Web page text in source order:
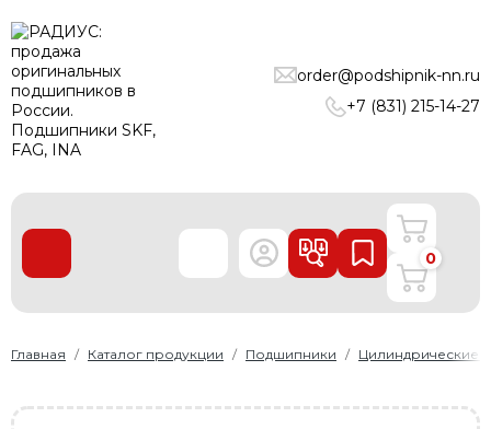
order@podshipnik-nn.ru
+7 (831) 215-14-27
ПОДШИПНИКИ
ЛИНЕЙНЫЕ ТЕХНОЛОГИИ
РЕМНИ
О нас
Доставка и оплата
0
Главная Каталог продукции Подшипники Цилиндрические